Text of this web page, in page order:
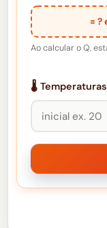
= ?
Ao calcular o Q,
🌡️